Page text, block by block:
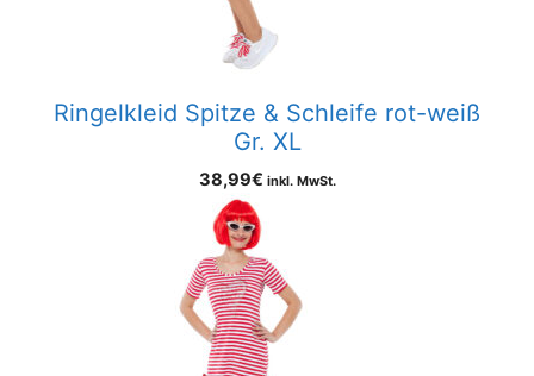
Ringelkleid Spitze & Schleife rot-weiß
Gr. XL
38,99€ inkl. MwSt.